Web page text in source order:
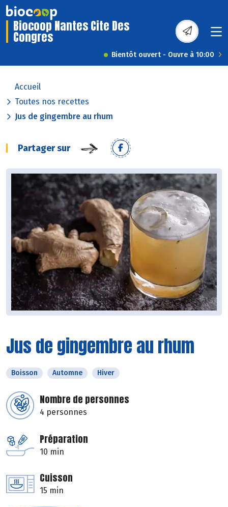
Biocoop Nantes Cite Des
Congres
Bientôt ouvert - Ouvre à 10:00
Accueil
Toutes nos recettes
Jus de gingembre au rhum
Partager sur
Jus de gingembre au rhum
Boisson Automne Hiver
Nombre de personnes
4 personnes
Préparation
10 min
Cuisson
15 min